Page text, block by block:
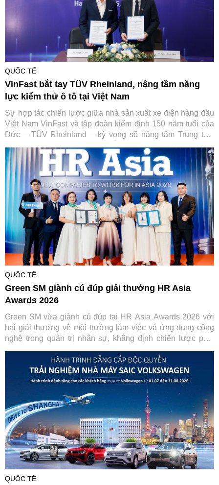
QUỐC TẾ
VinFast bắt tay TÜV Rheinland, nâng tầm năng
lực kiểm thử ô tô tại Việt Nam
Sự hợp tác chiến lược giữa nhà sản xuất xe điện hàng đầu
Việt Nam VinFast và tập đoàn kiểm định 150 năm tuổi của
Đức – TÜV Rheinland – kỳ vọng sẽ nâng tầm Trung tâm
Nam trở thành trung tâm dịch vụ kỹ thuật ô tô của toàn khu
vực.
QUỐC TẾ
Green SM giành cú đúp giải thưởng HR Asia
Awards 2026
Green SM vừa giành cú đúp tại HR Asia Awards 2026 với
hai giải thưởng về môi trường làm việc và ứng dụng công
nghệ trong quản trị nhân sự, khẳng định chiến lược phát
QUỐC TẾ